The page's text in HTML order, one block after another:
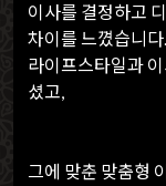
이사를 결정하고
차이를 느꼈습니
라이프스타일과
셨고,
그에 맞춘 맞춤형